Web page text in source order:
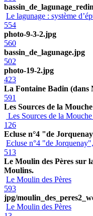
Le lagunage : système
554
photo-9-3-2.jpg
560
bassin_de_lagunage.jpg
502
photo-19-2.jpg
423
La Fontaine Badin (dans
591
Les Sources de la
Les Sources de la
126
Ecluse n°4 "de
Ecluse n°4 "de
513
Le Moulin des Pères sur
Moulins.
Le Moulin des Pères
593
jpg/
Le Moulin des Pères